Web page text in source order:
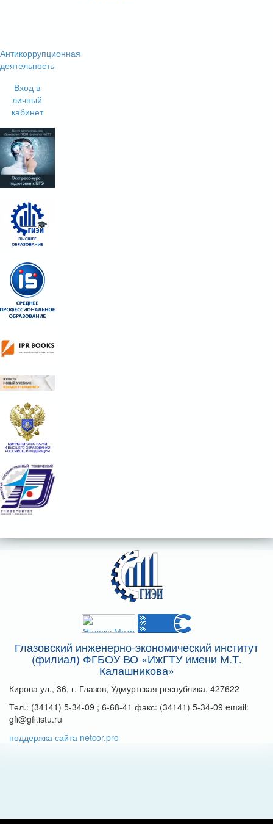
Антикоррупционная
деятельность
Вход в
личный
кабинет
Глазовский инженерно-экономический институт
(филиал) ФГБОУ ВО «ИжГТУ имени М.Т.
Калашникова»
Кирова ул., 36, г. Глазов, Удмуртская республика, 427622
Тел.: (34141) 5-34-09 ; 6-68-41 факс: (34141) 5-34-09 email:
gfi@gfi.istu.ru
поддержка сайта netcor.pro